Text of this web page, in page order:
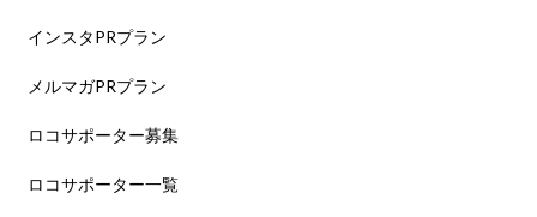
インスタPRプラン
メルマガPRプラン
ロコサポーター募集
ロコサポーター一覧